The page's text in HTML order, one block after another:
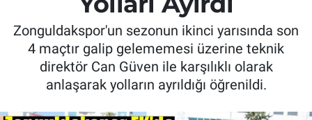
Zonguldakspor'un sezonun ikinci yarısında son
4 maçtır galip gelememesi üzerine teknik
direktör Can Güven ile karşılıklı olarak
anlaşarak yolların ayrıldığı öğrenildi.